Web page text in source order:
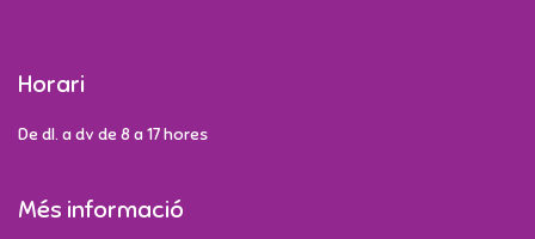
Horari
De dl. a dv de 8 a 17 hores
Més informació